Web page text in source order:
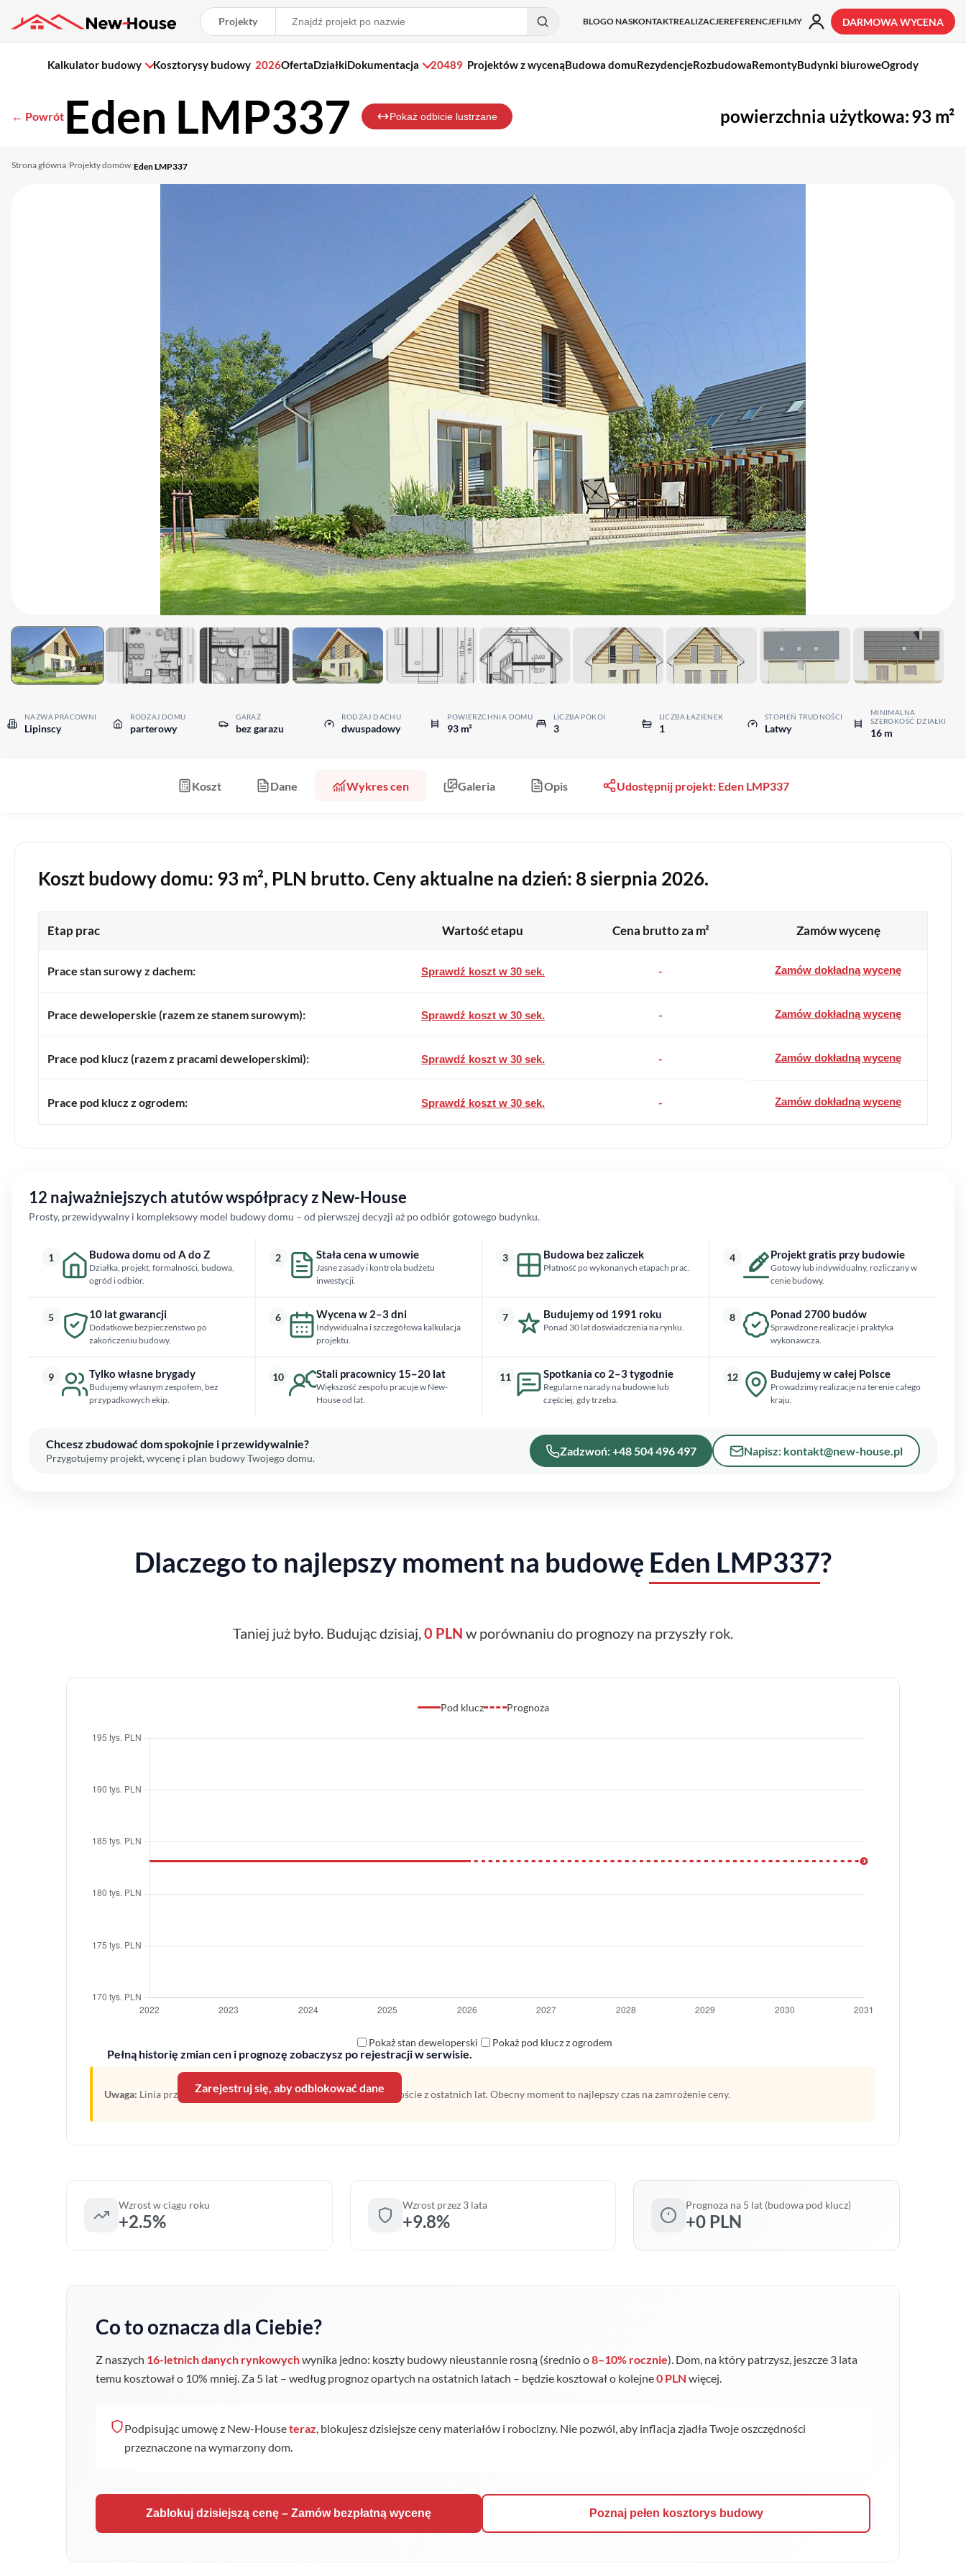
Projekty BLOGO NASKONTAKTREALIZACJEREFERENCJEFILMY DARMOWA WYCENA
Kalkulator budowy Kosztorysy budowy 2026OfertaDziałkiDokumentacja 20489 Projektów z wycenąBudowa domuRezydencjeRozbudowaRemontyBudynki biuroweOgrody
← Powrót Eden LMP337 Pokaż odbicie lustrzane powierzchnia użytkowa:93 m²
Strona główna/Projekty domów/Eden LMP337
NAZWA PRACOWNI
Lipinscy
RODZAJ DOMU
parterowy
GARAŻ
bez garazu
RODZAJ DACHU
dwuspadowy
POWIERZCHNIA DOMU
93 m²
LICZBA POKOI
3
LICZBA ŁAZIENEK
1
STOPIEŃ TRUDNOŚCI
Latwy
MINIMALNA
SZEROKOŚĆ DZIAŁKI
16 m
Koszt Dane Wykres cen Galeria Opis Udostępnij projekt: Eden LMP337
Koszt budowy domu: 93 m², PLN brutto. Ceny aktualne na dzień: 8 sierpnia 2026.
Etap prac Wartość etapu Cena brutto za m² Zamów wycenę
Prace stan surowy z dachem: Sprawdź koszt w 30 sek. - Zamów dokładną wycenę
Prace deweloperskie (razem ze stanem surowym): Sprawdź koszt w 30 sek. - Zamów dokładną wycenę
Prace pod klucz (razem z pracami deweloperskimi): Sprawdź koszt w 30 sek. - Zamów dokładną wycenę
Prace pod klucz z ogrodem: Sprawdź koszt w 30 sek. - Zamów dokładną wycenę
12 najważniejszych atutów współpracy z New-House
Prosty, przewidywalny i kompleksowy model budowy domu – od pierwszej decyzji aż po odbiór gotowego budynku.
1 Budowa domu od A do Z
Działka, projekt, formalności, budowa,
ogród i odbiór.
2 Stała cena w umowie
Jasne zasady i kontrola budżetu
inwestycji.
3 Budowa bez zaliczek
Płatność po wykonanych etapach prac.
4 Projekt gratis przy budowie
Gotowy lub indywidualny, rozliczany w
cenie budowy.
5 10 lat gwarancji
Dodatkowe bezpieczeństwo po
zakończeniu budowy.
6 Wycena w 2–3 dni
Indywidualna i szczegółowa kalkulacja
projektu.
7 Budujemy od 1991 roku
Ponad 30 lat doświadczenia na rynku.
8 Ponad 2700 budów
Sprawdzone realizacje i praktyka
wykonawcza.
9 Tylko własne brygady
Budujemy własnym zespołem, bez
przypadkowych ekip.
10 Stali pracownicy 15–20 lat
Większość zespołu pracuje w New-
House od lat.
11 Spotkania co 2–3 tygodnie
Regularne narady na budowie lub
częściej, gdy trzeba.
12 Budujemy w całej Polsce
Prowadzimy realizacje na terenie całego
kraju.
Chcesz zbudować dom spokojnie i przewidywalnie?
Przygotujemy projekt, wycenę i plan budowy Twojego domu. Zadzwoń: +48 504 496 497 Napisz: kontakt@new-house.pl
Dlaczego to najlepszy moment na budowę Eden LMP337?
Taniej już było. Budując dzisiaj,0 PLN w porównaniu do prognozy na przyszły rok.
Pod klucz Prognoza
Pełną historię zmian cen i prognozę zobaczysz po rejestracji w serwisie.
Zarejestruj się, aby odblokować dane
Pokaż stan deweloperski Pokaż pod klucz z ogrodem
Uwaga: Linia przerywana oznacza prognozę opartą na średnim wzroście z ostatnich lat. Obecny moment to najlepszy czas na zamrożenie ceny.
Wzrost w ciągu roku
+2.5%
Wzrost przez 3 lata
+9.8%
Prognoza na 5 lat (budowa pod klucz)
+0 PLN
Co to oznacza dla Ciebie?
Z naszych 16-letnich danych rynkowychwynika jedno: koszty budowy nieustannie rosną (średnio o8–10% rocznie). Dom, na który patrzysz, jeszcze 3 lata
temu kosztował o 10% mniej. Za 5 lat – według prognoz opartych na ostatnich latach – będzie kosztował o kolejne0 PLN więcej.
Podpisując umowę z New-Houseteraz, blokujesz dzisiejsze ceny materiałów i robocizny. Nie pozwól, aby inflacja zjadła Twoje oszczędności
przeznaczone na wymarzony dom.
Zablokuj dzisiejszą cenę – Zamów bezpłatną wycenę Poznaj pełen kosztorys budowy